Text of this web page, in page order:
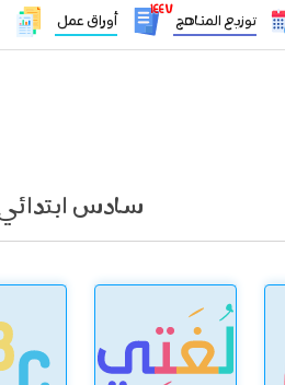
توزيع المناهج
١٤٤٧
أوراق عمل
سادس